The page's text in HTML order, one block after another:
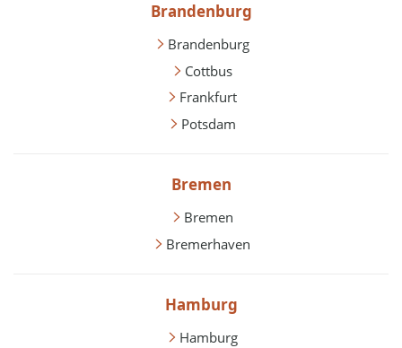
Brandenburg
Brandenburg
Cottbus
Frankfurt
Potsdam
Bremen
Bremen
Bremerhaven
Hamburg
Hamburg